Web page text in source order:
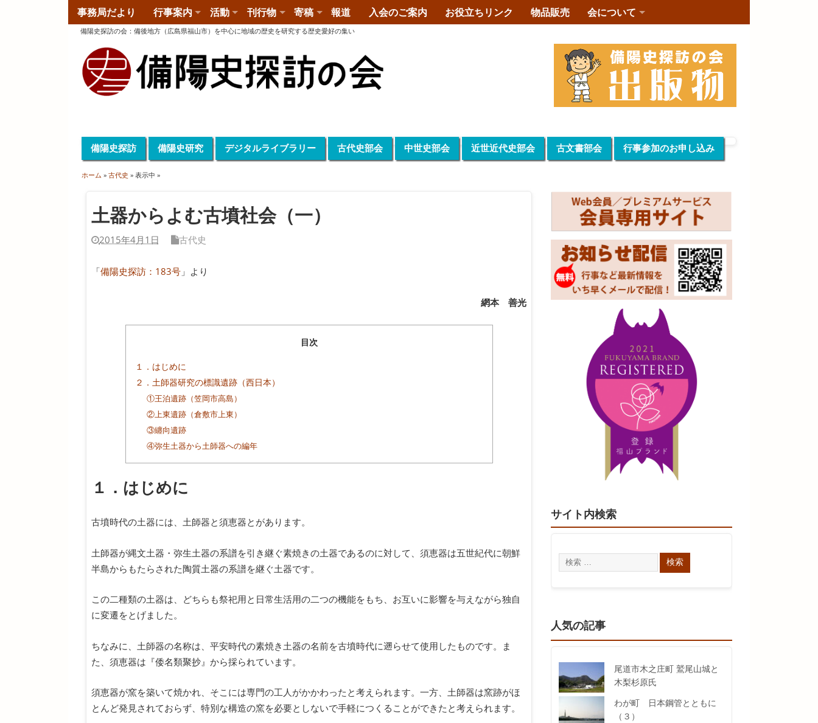
事務局だより 行事案内 活動 刊行物 寄稿 報道 入会のご案内 お役立ちリンク 物品販売 会について
備陽史探訪の会 ： 備後地方（広島県福山市）を中心に地域の歴史を研究する歴史愛好の集い
備陽史探訪 備陽史研究 デジタルライブラリー 古代史部会 中世史部会 近世近代史部会 古文書部会 行事参加のお申し込み
ホーム »古代史 » 表示中 »
土器からよむ古墳社会（一）
2015年4月1日 古代史
「備陽史探訪：183号」より
網本 善光
目次
１．はじめに
２．土師器研究の標識遺跡（西日本）
①王泊遺跡（笠岡市高島）
②上東遺跡（倉敷市上東）
③纏向遺跡
④弥生土器から土師器への編年
１．はじめに
古墳時代の土器には、土師器と須恵器とがあります。
土師器が縄文土器・弥生土器の系譜を引き継ぐ素焼きの土器であるのに対して、須恵器は五世紀代に朝鮮
半島からもたらされた陶質土器の系譜を継ぐ土器です。
この二種類の土器は、どちらも祭祀用と日常生活用の二つの機能をもち、お互いに影響を与えながら独自
に変遷をとげました。
ちなみに、土師器の名称は、平安時代の素焼き土器の名前を古墳時代に遡らせて使用したものです。ま
た、須恵器は『倭名類聚抄』から採られています。
須恵器が窯を築いて焼かれ、そこには専門の工人がかかわったと考えられます。一方、土師器は窯跡がほ
とんど発見されておらず、特別な構造の窯を必要としないで手軽につくることができたと考えられます。
サイト内検索
人気の記事
尾道市木之庄町 鷲尾山城と
木梨杉原氏
わが町 日本鋼管とともに
（３）